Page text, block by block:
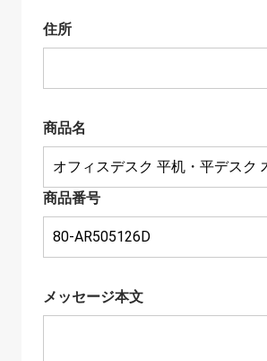
住所
商品名
商品番号
メッセージ本文